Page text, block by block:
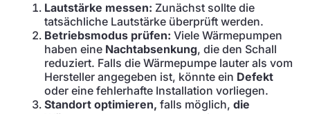
Lautstärke messen: Zunächst sollte die
tatsächliche Lautstärke überprüft werden.
Betriebsmodus prüfen: Viele Wärmepumpen
haben eine Nachtabsenkung, die den Schall
reduziert. Falls die Wärmepumpe lauter als vom
Hersteller angegeben ist, könnte ein Defekt
oder eine fehlerhafte Installation vorliegen.
Standort optimieren, falls möglich, die